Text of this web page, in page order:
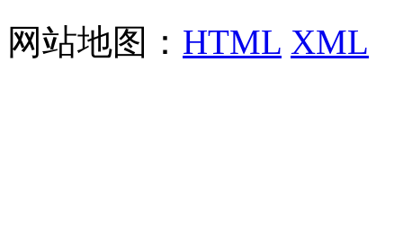
网站地图： HTML XML